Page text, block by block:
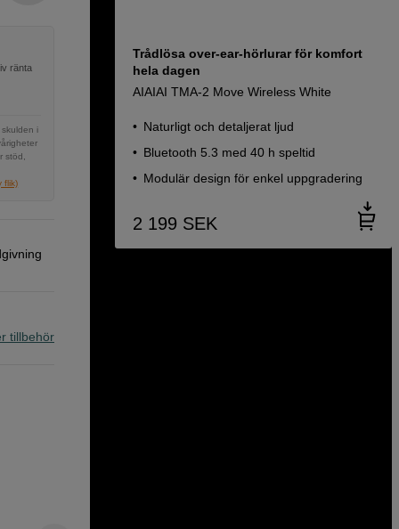
ränta
i
stöd,
flik)
tillbehör
Trådlösa over-ear-hörlurar för komfort
hela dagen
AIAIAI TMA-2 Move Wireless White
Naturligt och detaljerat ljud
Bluetooth 5.3 med 40 h speltid
Modulär design för enkel uppgradering
2 199 SEK